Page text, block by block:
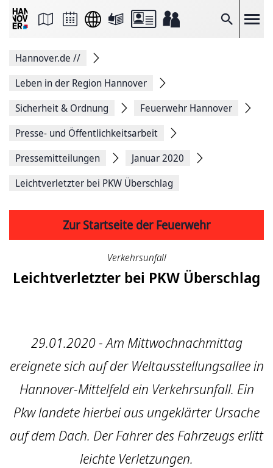
Suche
Seite
Facebook
teilen
Seitenlink
Seite
Hannover.de //
Leben in der Region Hannover
Sicherheit & Ordnung
Feuerwehr Hannover
Presse- und Öffentlichkeitsarbeit
Pressemitteilungen
Januar 2020
Leichtverletzter bei PKW Überschlag
Zur Startseite der Feuerwehr
Verkehrsunfall
Leichtverletzter bei PKW Überschlag
29.01.2020 - Am Mittwochnachmittag
ereignete sich auf der Weltausstellungsallee in
Hannover-Mittelfeld ein Verkehrsunfall. Ein
Pkw landete hierbei aus ungeklärter Ursache
auf dem Dach. Der Fahrer des Fahrzeugs erlitt
leichte Verletzungen.